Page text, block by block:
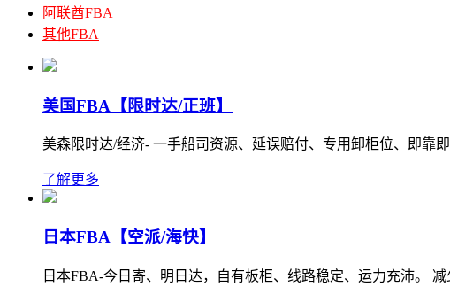
阿联酋FBA
其他FBA
美国FBA【限时达/正班】
美森限时达/经济- 一手船司资源、延误赔付、专用卸柜位、即靠
了解更多
日本FBA【空派/海快】
日本FBA-今日寄、明日达，自有板柜、线路稳定、运力充沛。